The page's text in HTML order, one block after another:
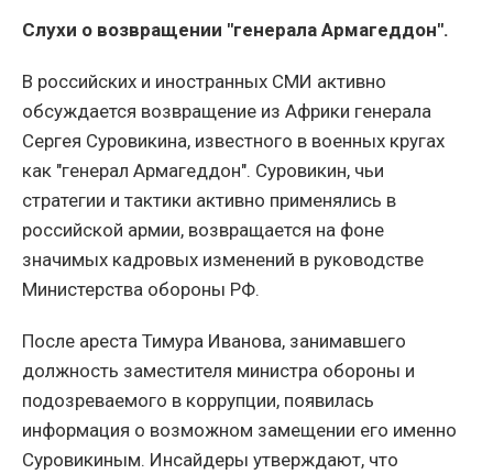
Слухи о возвращении "генерала Армагеддон".
В российских и иностранных СМИ активно
обсуждается возвращение из Африки генерала
Сергея Суровикина, известного в военных кругах
как "генерал Армагеддон". Суровикин, чьи
стратегии и тактики активно применялись в
российской армии, возвращается на фоне
значимых кадровых изменений в руководстве
Министерства обороны РФ.
После ареста Тимура Иванова, занимавшего
должность заместителя министра обороны и
подозреваемого в коррупции, появилась
информация о возможном замещении его именно
Суровикиным. Инсайдеры утверждают, что